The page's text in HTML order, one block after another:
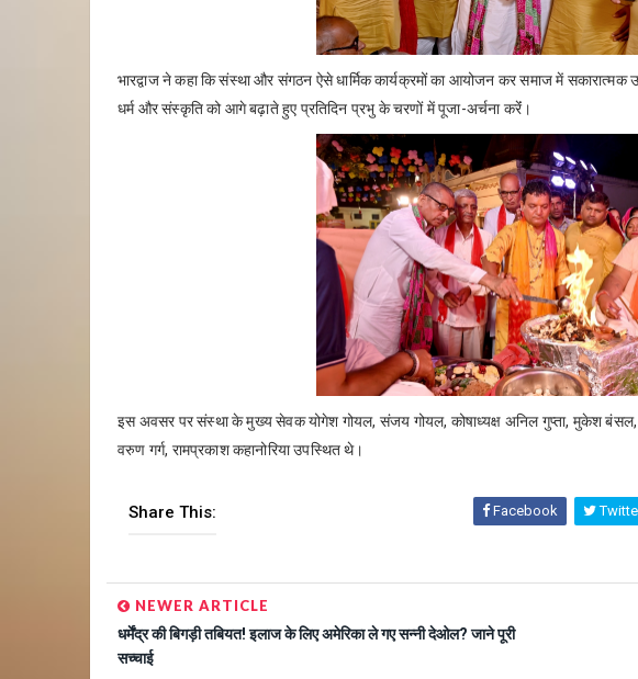
भारद्वाज ने कहा कि संस्था और संगठन ऐसे धार्मिक कार्यक्रमों का आयोजन कर समाज में सकारात्मक
धर्म और संस्कृति को आगे बढ़ाते हुए प्रतिदिन प्रभु के चरणों में पूजा-अर्चना करेंं।
इस अवसर पर संस्था के मुख्य सेवक योगेश गोयल, संजय गोयल, कोषाध्यक्ष अनिल गुप्ता, मुकेश
वरुण गर्ग, रामप्रकाश कहानोरिया उपस्थित थे।
Share This: Facebook
NEWER ARTICLE
धर्मेंद्र की बिगड़ी तबियत! इलाज के लिए अमेरिका ले गए सन्नी देओल? जाने पूरी
सच्चाई